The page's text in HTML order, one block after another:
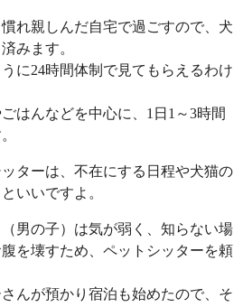
れ親しんだ自宅で過ごすので、犬
みます。
に24時間体制で見てもらえるわけ
はんなどを中心に、1日1～3時間
ターは、不在にする日程や犬猫の
いいですよ。
男の子）は気が弱く、知らない場
を壊すため、ペットシッターを頼
んが預かり宿泊も始めたので、そ